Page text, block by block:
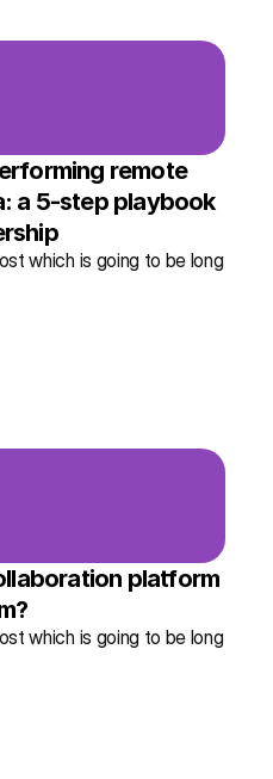
remote
a 5-step playbook
which is going to be long
platform
which is going to be long